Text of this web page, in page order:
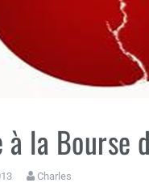
à la Bourse
Charles